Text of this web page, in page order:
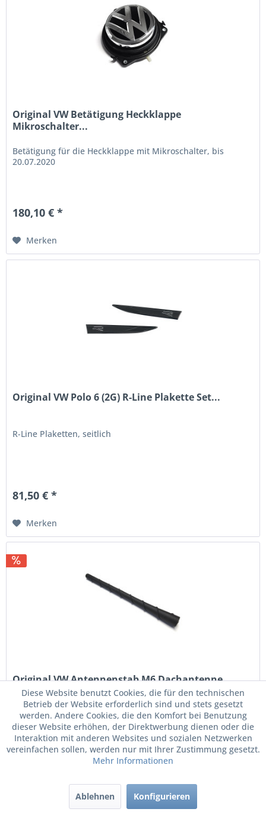
Original VW Betätigung Heckklappe
Mikroschalter...
Betätigung für die Heckklappe mit Mikroschalter, bis
20.07.2020
180,10 € *
Merken
Original VW Polo 6 (2G) R-Line Plakette Set...
R-Line Plaketten, seitlich
81,50 € *
Merken
Original VW Antennenstab M6 Dachantenne...
Antennenstab M6
Diese Website benutzt Cookies, die für den technischen
Betrieb der Website erforderlich sind und stets gesetzt
werden. Andere Cookies, die den Komfort bei Benutzung
dieser Website erhöhen, der Direktwerbung dienen oder die
Interaktion mit anderen Websites und sozialen Netzwerken
vereinfachen sollen, werden nur mit Ihrer Zustimmung gesetzt.
Mehr Informationen
Ablehnen Konfigurieren